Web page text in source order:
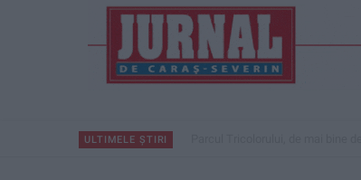
ULTIMELE ȘTIRI